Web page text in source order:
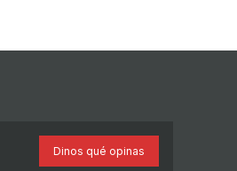
Dinos qué opinas